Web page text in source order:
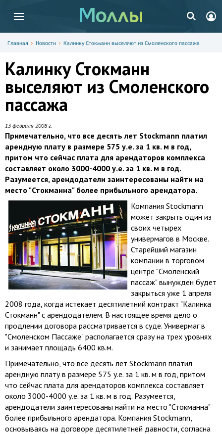
Главная Новости Калинку Стокманн выселяют из Смоленского пассажа
Калинку Стокманн
выселяют из Смоленского
пассажа
13 февраля 2008 г.
Примечательно, что все десять лет Stockmann платил
арендную плату в размере 575 у.е. за 1 кв. м в год,
притом что сейчас плата для арендаторов комплекса
составляет около 3000-4000 у.е. за 1 кв. м в год.
Разумеется, арендодатели заинтересованы найти на
место "Стокманна" более прибыльного арендатора.
Компания Stockmann
может закрыть один из
своих четырех
универмагов в Москве.
Старейший магазин
компании в торговом
центре "Смоленский
пассаж" вынужден будет
закрыться уже 1 апреля
2008 года, когда истекает десятилетний контракт "Калинка
Стокманн" с арендодателем. В настоящее время дело о
продлении договора рассматривается в суде. Универмаг в
"Смоленском Пассаже" располагается сразу на трех уровнях
и занимает площадь 6400 кв.м.
Примечательно, что все десять лет Stockmann платил
арендную плату в размере 575 у.е. за 1 кв. м в год, притом
что сейчас плата для арендаторов комплекса составляет
около 3000-4000 у.е. за 1 кв. м в год. Разумеется,
арендодатели заинтересованы найти на место "Стокманна"
более прибыльного арендатора. Компания Stockmann,
основываясь на договоре десятилетней давности, согласна